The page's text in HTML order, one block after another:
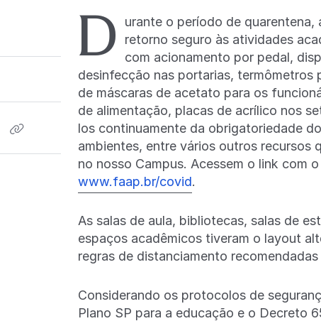
D
urante o período de quarentena,
retorno seguro às atividades
com acionamento por pedal,
desinfecção nas portarias, termômetros
de máscaras de acetato para os
de alimentação, placas de acrílico nos
los continuamente da obrigatoriedade
ambientes, entre vários outros recursos
no nosso Campus. Acessem o link com
www.faap.br/covid.
As salas de aula, bibliotecas, salas de
espaços acadêmicos tiveram o layout
regras de distanciamento
Considerando os protocolos de
Plano SP para a educação e o Decreto